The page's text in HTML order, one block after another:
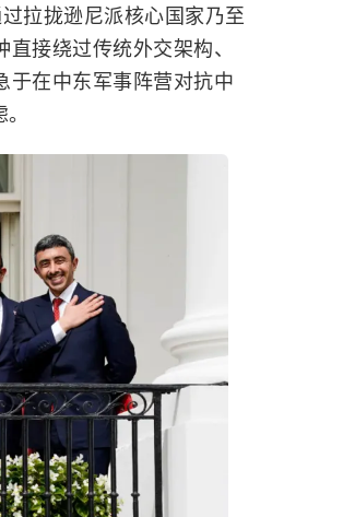
拉拢逊尼派核心国家乃至
接绕过传统外交架构、
于在中东军事阵营对抗中